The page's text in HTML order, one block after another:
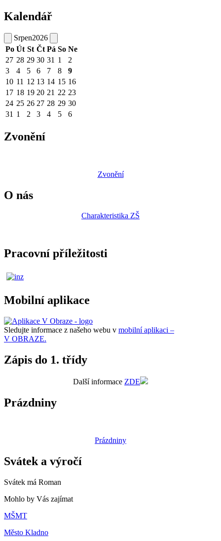
Kalendář
Srpen2026
Po Út St Čt Pá So Ne
27 28 29 30 31 1
2
3
4 5 6 7 8
9
10 11 12 13 14 15 16
17 18 19 20 21 22 23
24 25 26 27 28 29 30
31 1 2 3 4 5 6
Zvonění
Zvonění
O nás
Charakteristika ZŠ
Pracovní příležitosti
Mobilní aplikace
Sledujte informace z našeho webu v mobilní aplikaci –
V OBRAZE.
Zápis do 1. třídy
Další informace ZDE
Prázdniny
Prázdniny
Svátek a výročí
Svátek má Roman
Mohlo by Vás zajímat
MŠMT
Město Kladno